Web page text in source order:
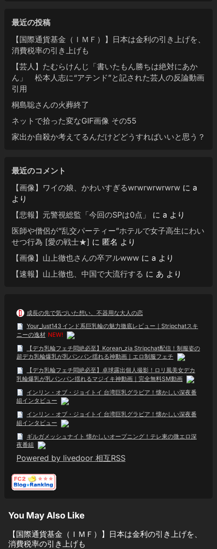
最近の投稿
【国際通貨基金（ＩＭＦ）】日本は金利の引き上げを、
消費税率の引き上げも
【芸人】たむらけんじ「書いたもん勝ちは絶対にあか
ん」 松本人志に“アテンド”と記された芸人の反論動画
引用
桐島聡さんの火葬終了
ネットで拾った変なGIF画像 その55
家出か自殺か考えてるんだけどどうすればいいと思う？
最近のコメント
【画像】ワイの娘、かわいすぎるwrwrwrwrwrwに a
より
【悲報】元警視総監「今回のSPは0点」
に a より
医師や僧侶が“乱交パーティー”ホテルで女子高生にわい
せつ行為 [愛の戦士★] に 匿名 より
【画像】山上徹也さんの卒アルwwwに a より
【速報】山上徹也、中国で大流行する に あ より
成長の先で気づいた想い、不器用な大人の恋
Your_lust143 インド系巨乳輪の魅力徹底レビュー｜Stripchatスキ
ニーの逸材 NEW!
【デカ乳輪フェチ悶絶必至】Korean_zia Stripchat配信！制服姿の
超デカ乳輪爆乳が乳パンパン揺れる神動画｜エロ制服フェチ
【デカ乳輪フェチ悶絶必至】卓球露出個人撮影！ロリ風美女デカ
乳輪爆乳が乳パンパン揺れるマジイキ神動画｜完全無料SM動画
インリン・オブ・ジョイトイ 台湾巨乳グラビア！懐かしい深夜番
組インタビュー
インリン・オブ・ジョイトイ 台湾巨乳グラビア！懐かしい深夜番
組インタビュー
ギルガメッシュナイト 懐かしいオープニング！テレ東の微エロ深
夜番組
Powered by livedoor 相互RSS
You May Also Like
【国際通貨基金（ＩＭＦ）】日本は金利の引き上げを、
消費税率の引き上げも